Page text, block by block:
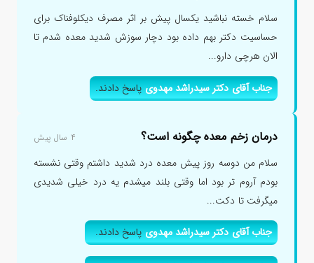
سلام خسته نباشید یکسال پیش بر اثر مصرف دیکلوفناک برای
حساسیت دکتر بهم داده بود دچار سوزش شدید معده شدم تا
الان هرچی دارو...
جناب آقای دکتر سیدراشد مهدویپاسخ دادند.
درمان زخم معده چگونه است؟ ۴ سال پیش
سلام من دوسه روز پیش معده درد شدید داشتم وقتی نشسته
بودم آروم تر بود اما وقتی بلند میشدم یه درد خیلی شدیدی
میگرفت تا دکت...
جناب آقای دکتر سیدراشد مهدویپاسخ دادند.